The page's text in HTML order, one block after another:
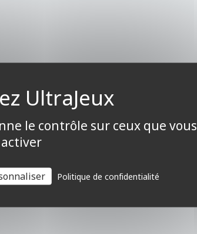
le contrôle sur ceux que vous
Politique de confidentialité